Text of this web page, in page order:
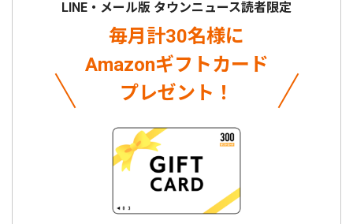
LINE・メール版 タウンニュース読者限定
毎月計30名様に
Amazonギフトカード
プレゼント！